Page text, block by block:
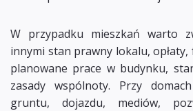
W przypadku mieszkań warto
innymi stan prawny lokalu,
planowane prace w budynku,
zasady wspólnoty. Przy
gruntu, dojazdu, mediów,